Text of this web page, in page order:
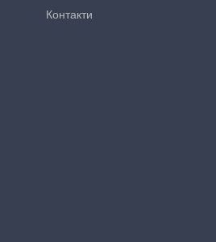
Контакти